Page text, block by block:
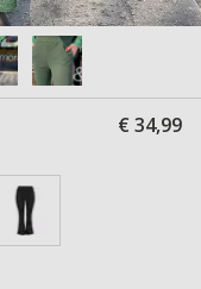
€ 34,99